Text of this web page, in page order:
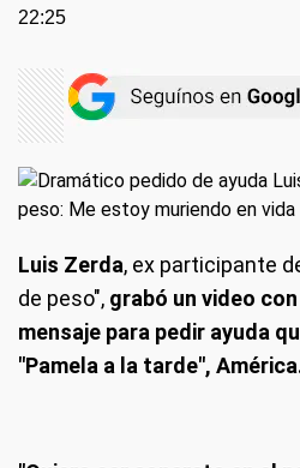
22:25
Luis Zerda, ex participante
de peso", grabó un video
mensaje para pedir ayuda
"Pamela a la tarde",